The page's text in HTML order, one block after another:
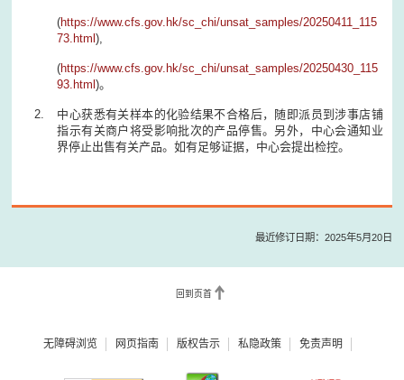
(https://www.cfs.gov.hk/sc_chi/unsat_samples/20250411_115
73.html),
(https://www.cfs.gov.hk/sc_chi/unsat_samples/20250430_115
93.html)。
中心获悉有关样本的化验结果不合格后，随即派员到涉事店铺
指示有关商户将受影响批次的产品停售。另外，中心会通知业
界停止出售有关产品。如有足够证据，中心会提出检控。
最近修订日期：2025年5月20日
回到页首
无障碍浏览 网页指南 版权告示 私隐政策 免责声明